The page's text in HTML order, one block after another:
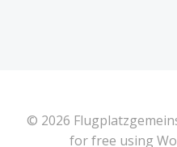
© 2026
for free using